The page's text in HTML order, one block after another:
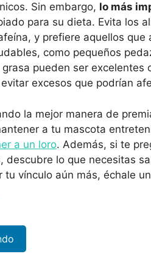
Sin embargo, lo más
para su dieta. Evita los
y prefiere aquellos
como pequeños
pueden ser excelentes
excesos que podrían
la mejor manera de
a tu mascota
a un loro. Además, si te
descubre lo que necesitas
tu vínculo aún más, échale